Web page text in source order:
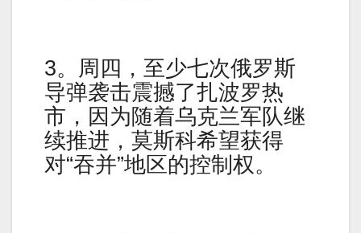
3。周四，至少七次俄罗斯
导弹袭击震撼了扎波罗热
市，因为随着乌克兰军队继
续推进，莫斯科希望获得
对“吞并”地区的控制权。